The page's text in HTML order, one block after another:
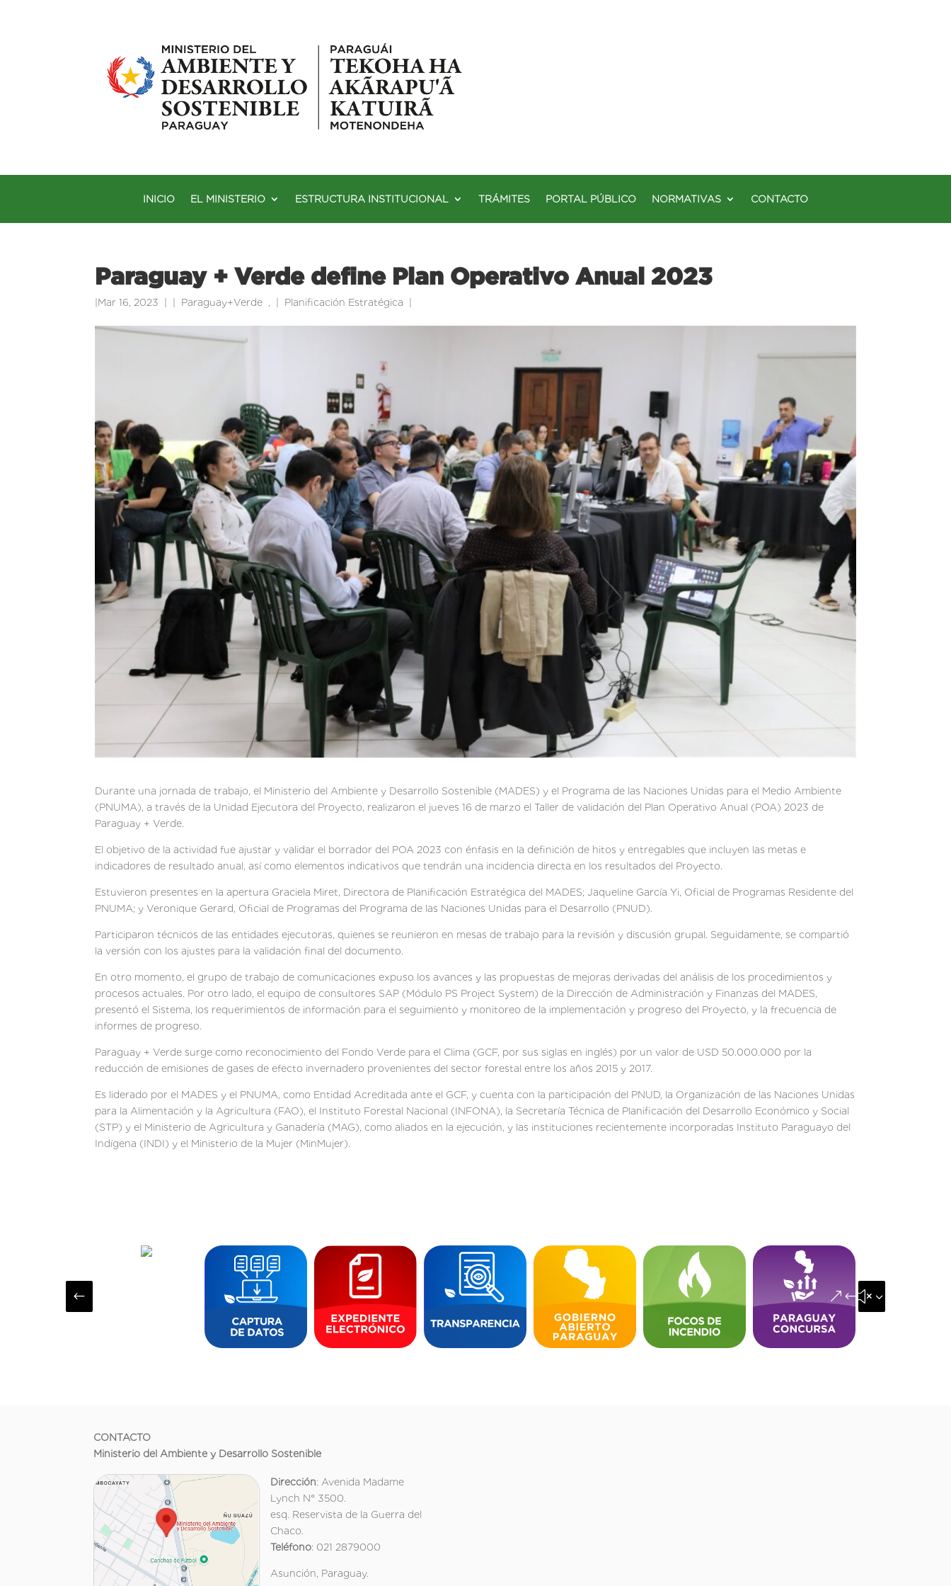
INICIO EL MINISTERIO ESTRUCTURA INSTITUCIONAL TRÁMITES PORTAL PÚBLICO NORMATIVAS CONTACTO
Paraguay + Verde define Plan Operativo Anual 2023
Mar 16, 2023 Paraguay+Verde , Planificación Estratégica
Durante una jornada de trabajo, el Ministerio del Ambiente y Desarrollo Sostenible (MADES) y el Programa de las Naciones Unidas para el Medio Ambiente
(PNUMA), a través de la Unidad Ejecutora del Proyecto, realizaron el jueves 16 de marzo el Taller de validación del Plan Operativo Anual (POA) 2023 de
Paraguay + Verde.
El objetivo de la actividad fue ajustar y validar el borrador del POA 2023 con énfasis en la definición de hitos y entregables que incluyen las metas e
indicadores de resultado anual, así como elementos indicativos que tendrán una incidencia directa en los resultados del Proyecto.
Estuvieron presentes en la apertura Graciela Miret, Directora de Planificación Estratégica del MADES; Jaqueline García Yi, Oficial de Programas Residente del
PNUMA; y Veronique Gerard, Oficial de Programas del Programa de las Naciones Unidas para el Desarrollo (PNUD).
Participaron técnicos de las entidades ejecutoras, quienes se reunieron en mesas de trabajo para la revisión y discusión grupal. Seguidamente, se compartió
la versión con los ajustes para la validación final del documento.
En otro momento, el grupo de trabajo de comunicaciones expuso los avances y las propuestas de mejoras derivadas del análisis de los procedimientos y
procesos actuales. Por otro lado, el equipo de consultores SAP (Módulo PS Project System) de la Dirección de Administración y Finanzas del MADES,
presentó el Sistema, los requerimientos de información para el seguimiento y monitoreo de la implementación y progreso del Proyecto, y la frecuencia de
informes de progreso.
Paraguay + Verde surge como reconocimiento del Fondo Verde para el Clima (GCF, por sus siglas en inglés) por un valor de USD 50.000.000 por la
reducción de emisiones de gases de efecto invernadero provenientes del sector forestal entre los años 2015 y 2017.
Es liderado por el MADES y el PNUMA, como Entidad Acreditada ante el GCF, y cuenta con la participación del PNUD, la Organización de las Naciones Unidas
para la Alimentación y la Agricultura (FAO), el Instituto Forestal Nacional (INFONA), la Secretaría Técnica de Planificación del Desarrollo Económico y Social
(STP) y el Ministerio de Agricultura y Ganadería (MAG), como aliados en la ejecución, y las instituciones recientemente incorporadas Instituto Paraguayo del
Indígena (INDI) y el Ministerio de la Mujer (MinMujer).
# &#x35;
CONTACTO
Ministerio del Ambiente y Desarrollo Sostenible
Dirección: Avenida Madame
Lynch N° 3500.
esq. Reservista de la Guerra del
Chaco.
Teléfono: 021 2879000
Asunción, Paraguay.